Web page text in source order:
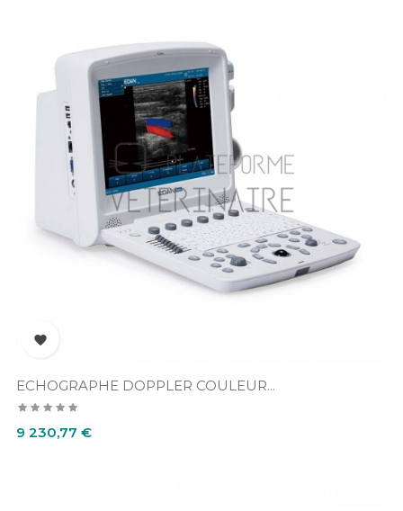

ECHOGRAPHE DOPPLER COULEUR...
Prix
9 230,77 €